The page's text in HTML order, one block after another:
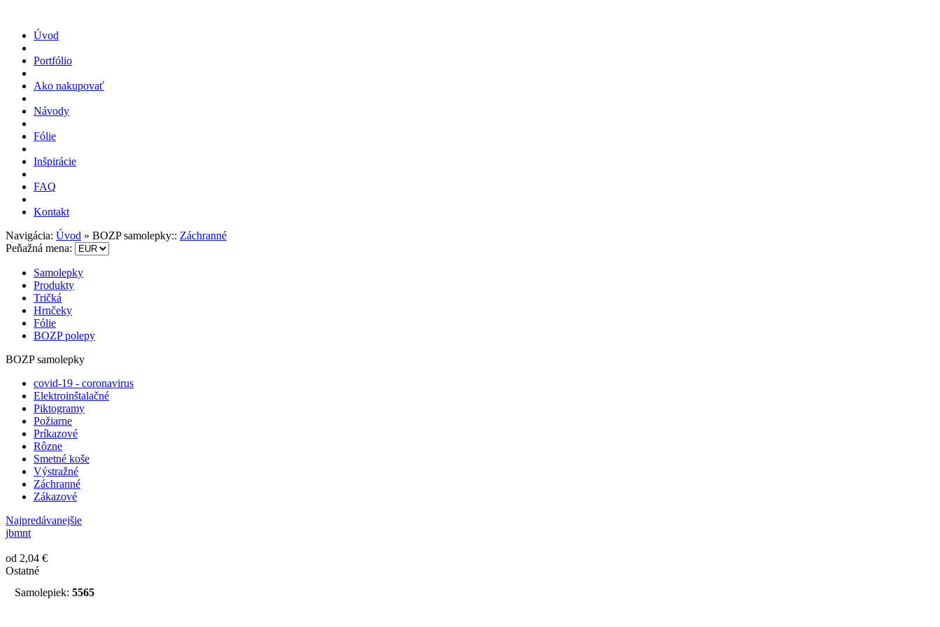
Úvod
Portfólio
Ako nakupovať
Návody
Fólie
Inšpirácie
FAQ
Kontakt
Navigácia: Úvod » BOZP samolepky:: Záchranné
Peňažná mena:
Samolepky
Produkty
Tričká
Hrnčeky
Fólie
BOZP polepy
BOZP samolepky
covid-19 - coronavirus
Elektroinštalačné
Piktogramy
Požiarne
Príkazové
Rôzne
Smetné koše
Výstražné
Záchranné
Zákazové
Najpredávanejšie
jbmnt
od 2,04 €
Ostatné
Samolepiek: 5565